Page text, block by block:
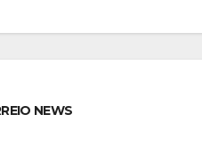
NEWS